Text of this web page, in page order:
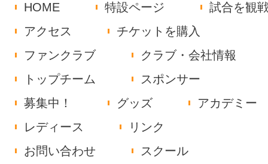
HOME 特設ページ
試合を観
アクセス
チケットを購入
ファンクラブ
クラブ・会社情報
トップチーム
スポンサー
募集中！
グッズ
アカデミー
レディース
リンク
お問い合わせ
スクール